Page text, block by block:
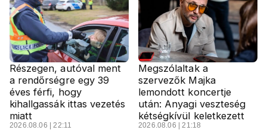
Részegen, autóval ment
a rendőrségre egy 39
éves férfi, hogy
kihallgassák ittas vezetés
miatt
2026.08.06 | 22:11
Megszólaltak a
szervezők Majka
lemondott koncertje
után: Anyagi veszteség
kétségkívül keletkezett
2026.08.06 | 21:18